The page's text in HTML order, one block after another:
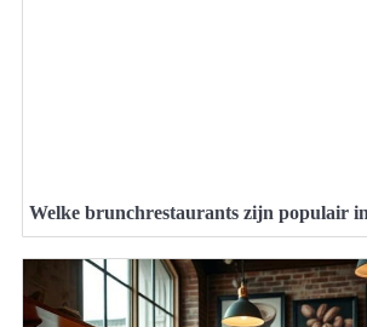
Welke brunchrestaurants zijn populair